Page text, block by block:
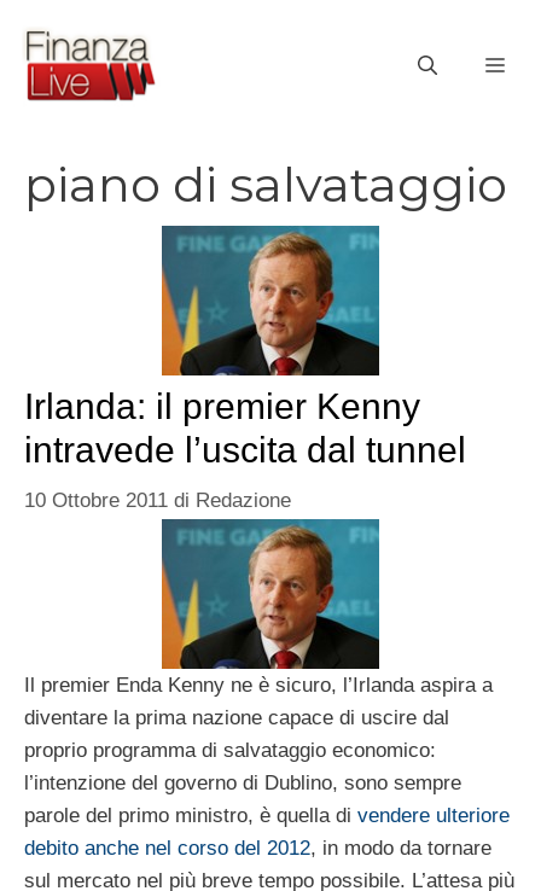
contenuto
piano di salvataggio
Irlanda: il premier Kenny
intravede l’uscita dal tunnel
10 Ottobre 2011 di Redazione
Il premier Enda Kenny ne è sicuro, l’Irlanda aspira a
diventare la prima nazione capace di uscire dal
proprio programma di salvataggio economico:
l’intenzione del governo di Dublino, sono sempre
parole del primo ministro, è quella di vendere ulteriore
debito anche nel corso del 2012, in modo da tornare
sul mercato nel più breve tempo possibile. L’attesa più